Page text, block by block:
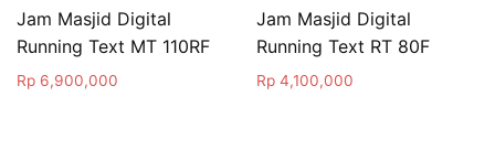
Jam Masjid Digital
Running Text MT 110RF
Rp 6,900,000
Jam Masjid Digital
Running Text RT 80F
Rp 4,100,000